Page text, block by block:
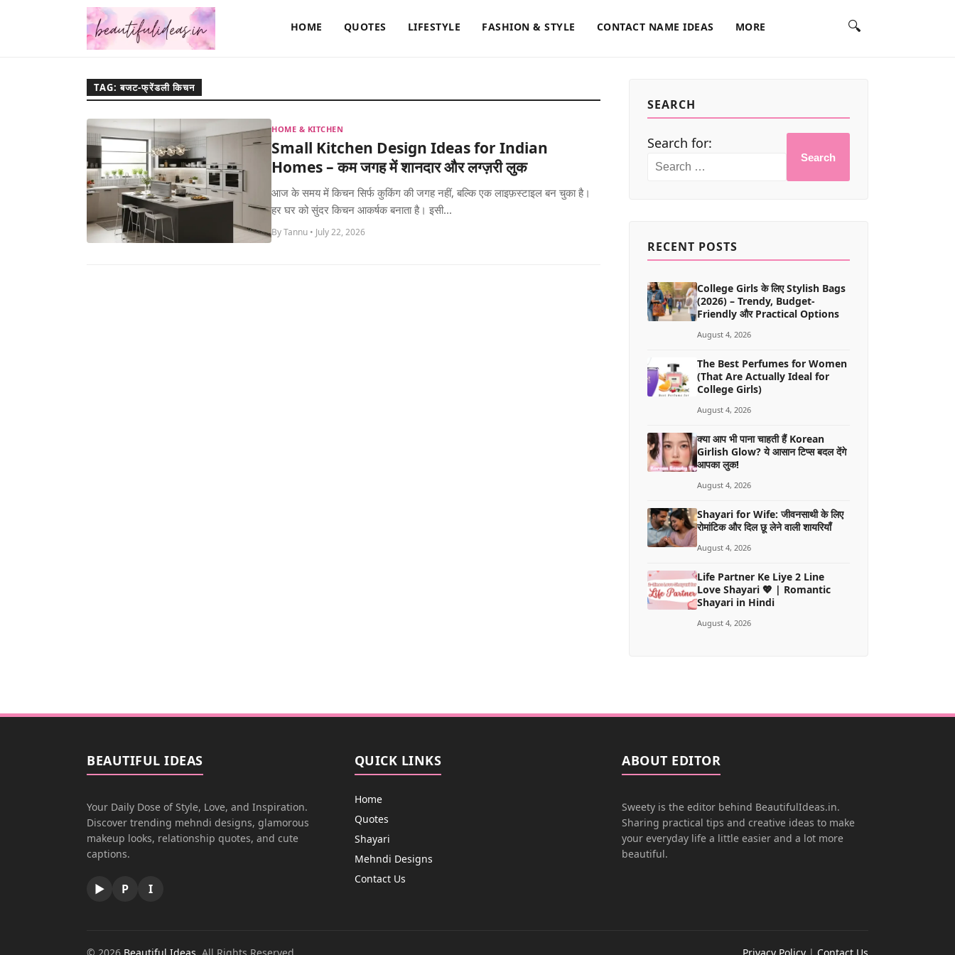
HOME QUOTES LIFESTYLE FASHION & STYLE CONTACT NAME IDEAS MORE 🔍
TAG: बजट-फ्रेंडली किचन
HOME & KITCHEN
Small Kitchen Design Ideas for Indian
Homes – कम जगह में शानदार और लग्ज़री लुक
आज के समय में किचन सिर्फ कुकिंग की जगह नहीं, बल्कि एक लाइफ़स्टाइल बन चुका है।
हर घर को सुंदर किचन आकर्षक बनाता है। इसी...
By Tannu • July 22, 2026
SEARCH
Search for:
Search
RECENT POSTS
College Girls के लिए Stylish Bags
(2026) – Trendy, Budget-
Friendly और Practical Options
August 4, 2026
The Best Perfumes for Women
(That Are Actually Ideal for
College Girls)
August 4, 2026
क्या आप भी पाना चाहती हैं Korean
Girlish Glow? ये आसान टिप्स बदल देंगे
आपका लुक!
August 4, 2026
Shayari for Wife: जीवनसाथी के लिए
रोमांटिक और दिल छू लेने वाली शायरियाँ
August 4, 2026
Life Partner Ke Liye 2 Line
Love Shayari 💖 | Romantic
Shayari in Hindi
August 4, 2026
BEAUTIFUL IDEAS
Your Daily Dose of Style, Love, and Inspiration.
Discover trending mehndi designs, glamorous
makeup looks, relationship quotes, and cute
captions.
▶ P I
QUICK LINKS
Home
Quotes
Shayari
Mehndi Designs
Contact Us
ABOUT EDITOR
Sweety is the editor behind BeautifulIdeas.in.
Sharing practical tips and creative ideas to make
your everyday life a little easier and a lot more
beautiful.